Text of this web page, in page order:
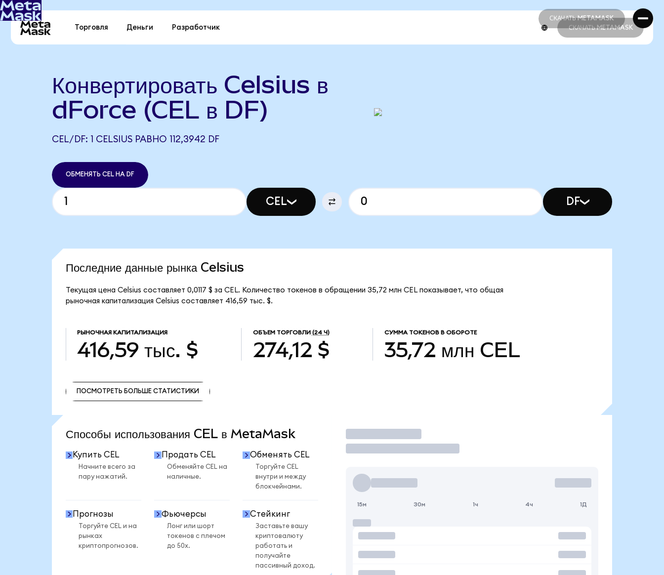
СКАЧАТЬ METAMASK
СКАЧАТЬ METAMASK
Торговля Деньги Разработчик СКАЧАТЬ METAMASK
Конвертировать Celsius в
dForce (CEL в DF)
CEL/DF: 1 CELSIUS РАВНО 112,3942 DF
ОБМЕНЯТЬ CEL НА DF
CEL DF
Последние данные рынка Celsius
Текущая цена Celsius составляет 0,0117 $ за CEL. Количество токенов в обращении 35,72 млн CEL показывает, что общая
рыночная капитализация Celsius составляет 416,59 тыс. $.
РЫНОЧНАЯ КАПИТАЛИЗАЦИЯ
416,59 тыс. $
ОБЪЕМ ТОРГОВЛИ (24 Ч)
274,12 $
СУММА ТОКЕНОВ В ОБОРОТЕ
35,72 млн CEL
ПОСМОТРЕТЬ БОЛЬШЕ СТАТИСТИКИ
Способы использования CEL в MetaMask
Купить CEL
Начните всего за
пару нажатий.
Продать CEL
Обменяйте CEL на
наличные.
Обменять CEL
Торгуйте CEL
внутри и между
блокчейнами.
Прогнозы
Торгуйте CEL и на
рынках
криптопрогнозов.
Фьючерсы
Лонг или шорт
токенов с плечом
до 50x.
Стейкинг
Заставьте вашу
криптовалюту
работать и
получайте
пассивный доход.
Торговать
15м 30м 1ч 4ч 1Д